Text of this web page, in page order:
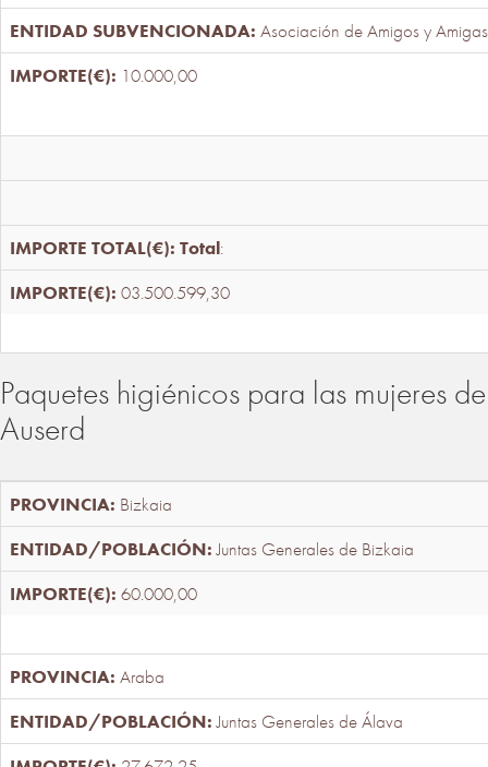
Asociación de Amigos y
10.000,00
Total:
03.500.599,30
Paquetes higiénicos para las mujeres
Auserd
Bizkaia
Juntas Generales de Bizkaia
60.000,00
Araba
Juntas Generales de Álava